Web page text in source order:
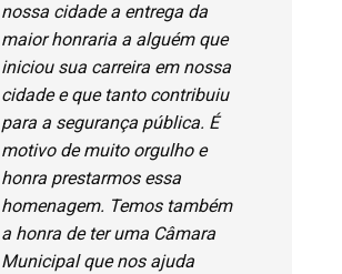
nossa cidade a entrega da
maior honraria a alguém que
iniciou sua carreira em nossa
cidade e que tanto contribuiu
para a segurança pública. É
motivo de muito orgulho e
honra prestarmos essa
homenagem. Temos também
a honra de ter uma Câmara
Municipal que nos ajuda